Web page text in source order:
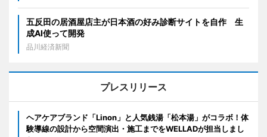
五反田の居酒屋店主が日本酒の好み診断サイトを自作 生
成AI使って開発
品川経済新聞
プレスリリース
ヘアケアブランド「Linon」と人気銭湯「松本湯」がコラボ！体
験導線の設計から空間演出・施工までをWELLADが担当しまし